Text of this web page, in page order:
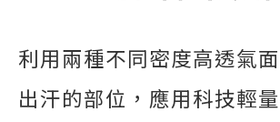
利用兩種不同密度高透氣
出汗的部位，應用科技輕